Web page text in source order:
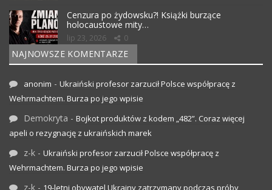
Cenzura po żydowsku?! Książki burzące
holocaustowe mity…
lip 23, 2026 0
NAJNOWSZE KOMENTARZE
anonim - Ukraiński profesor zarzucił Polsce współpracę z
Wehrmachtem. Burza po jego wpisie
Demokryta - Bojkot produktów z kodem „482”. Coraz więcej
apeli o rezygnację z ukraińskich marek
z-k - Ukraiński profesor zarzucił Polsce współpracę z
Wehrmachtem. Burza po jego wpisie
z-k - 19-letni obywatel Ukrainy zatrzymany podczas próby